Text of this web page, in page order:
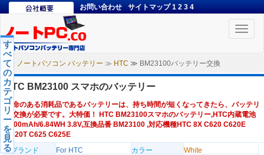
お問い合わせ サイトマップ 1 2 3 4
Toggle
ノートパソコン バッテリー ≫ HTC ≫ BM23100バッテリー交換
す
べ
て
の
カ
テ
ゴ
リ
ー
を
見
る
HTC BM23100 スマホのバッテリー
寿命のある消耗品であるバッテリーは、持ち時間が短くなってきたら、バッテリ
ー交換が必要です。大特価！ HTC BM23100スマホのバッテリー,HTC内蔵電池
1800mAh/6.84WH 3.8V,互換品番 BM23100 ,対応機種HTC 8X C620 C620E
C620T C625 C625E
のブランド
For HTC カラー
White